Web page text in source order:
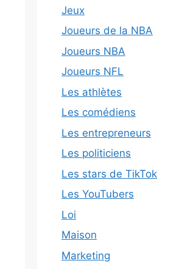
Jeux
Joueurs de la NBA
Joueurs NBA
Joueurs NFL
Les athlètes
Les comédiens
Les entrepreneurs
Les politiciens
Les stars de TikTok
Les YouTubers
Loi
Maison
Marketing